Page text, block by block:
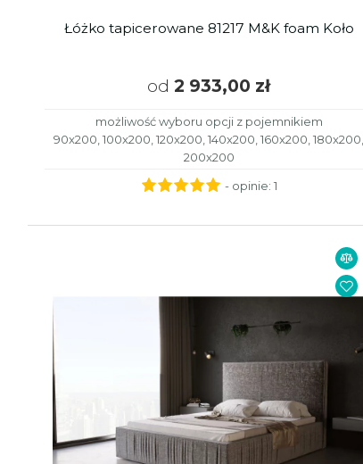
Łóżko tapicerowane 81217 M&K foam Koło
od 2 933,00 zł
możliwość wyboru opcji z pojemnikiem
90x200, 100x200, 120x200, 140x200, 160x200, 180x200,
200x200
- opinie: 1